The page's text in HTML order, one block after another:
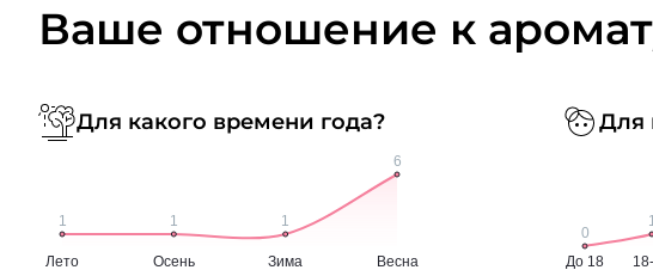
Ваше отношение к
Для какого времени года? Для